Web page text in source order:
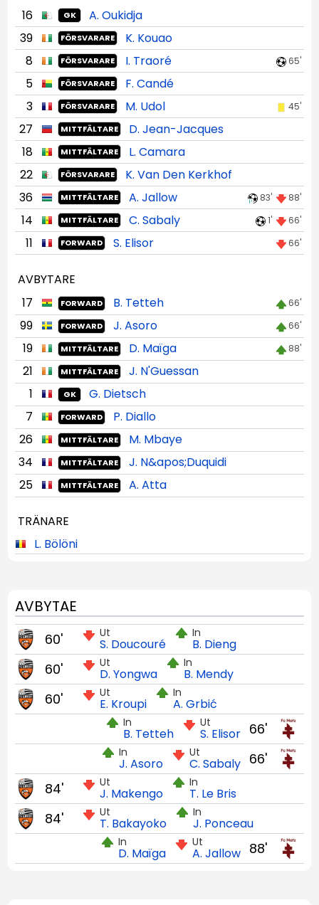
16 GK
A. Oukidja
39
FÖRSVARARE
K. Kouao
8
FÖRSVARARE I. Traoré 65'
5 FÖRSVARARE
F. Candé
3
FÖRSVARARE M. Udol 45'
27 MITTFÄLTARE
D. Jean-Jacques
18
MITTFÄLTARE
L. Camara
22
FÖRSVARARE
K. Van Den Kerkhof
36
MITTFÄLTARE A. Jallow 83' 88'
14 MITTFÄLTARE C. Sabaly 1' 66'
11 FORWARD S. Elisor 66'
AVBYTARE
17
FORWARD B. Tetteh 66'
99 FORWARD J. Asoro 66'
19 MITTFÄLTARE D. Maïga 88'
21 MITTFÄLTARE
J. N'Guessan
1
GK
G. Dietsch
7
FORWARD
P. Diallo
26
MITTFÄLTARE
M. Mbaye
34
MITTFÄLTARE
J. N&apos;Duquidi
25
MITTFÄLTARE A. Atta
TRÄNARE
L. Bölöni
AVBYTAE
Ut
S. Doucouré
In
B. Dieng
60'
Ut
D. Yongwa
In
B. Mendy
60'
Ut
E. Kroupi
In
A. Grbić
60'
66'
Ut
S. Elisor
In
B. Tetteh
66'
Ut
C. Sabaly
In
J. Asoro
Ut
J. Makengo
In
T. Le Bris
84'
Ut
T. Bakayoko
In
J. Ponceau
84'
88'
Ut
A. Jallow
In
D. Maïga